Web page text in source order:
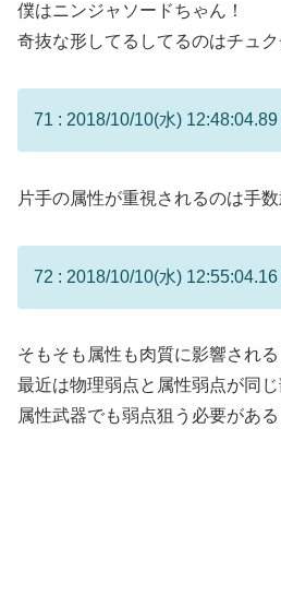
僕はニンジャソードちゃん！
奇抜な形してるしてるのはチュ
71 : 2018/10/10(水)
片手の属性が重視されるのは手
72 : 2018/10/10(水)
そもそも属性も肉質に影響される
最近は物理弱点と属性弱点が同
属性武器でも弱点狙う必要がある